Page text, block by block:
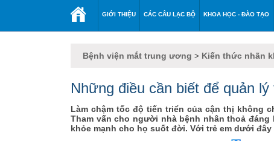
TRANG GIỚI THIỆU CÁC CÂU LẠC BỘ KHOA HỌC - ĐÀO TẠO
Bệnh viện mắt trung ương > Kiến thức nhãn
Những điều cần biết để quản lý
Làm chậm tốc độ tiến triển của cận thị không
Tham vấn cho người nhà bệnh nhân thoả
khỏe mạnh cho họ suốt đời. Với trẻ em dưới